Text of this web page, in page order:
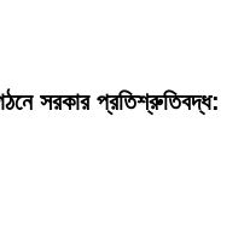
সরকার প্রতিশ্রুতিবদ্ধ: